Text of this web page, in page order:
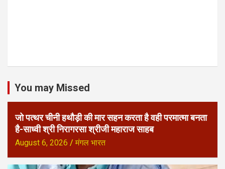
You may Missed
जो पत्थर चीनी हथौड़ी की मार सहन करता है वही परमात्मा बनता
है-साध्वी श्री निरागरसा श्रीजी महाराज साहब
August 6, 2026 मंगल भारत